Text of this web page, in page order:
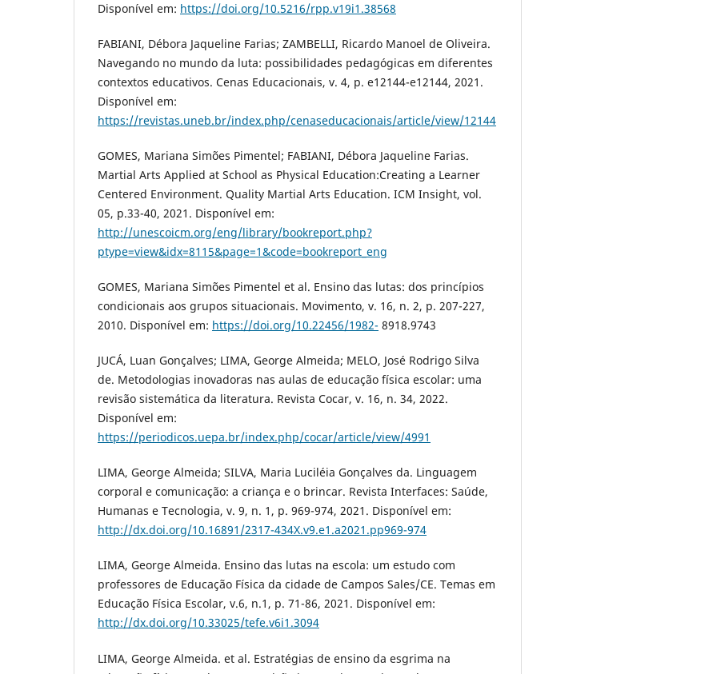
Disponível em: https://doi.org/10.5216/rpp.v19i1.38568
FABIANI, Débora Jaqueline Farias; ZAMBELLI, Ricardo Manoel de Oliveira.
Navegando no mundo da luta: possibilidades pedagógicas em diferentes
contextos educativos. Cenas Educacionais, v. 4, p. e12144-e12144, 2021.
Disponível em:
https://revistas.uneb.br/index.php/cenaseducacionais/article/view/12144
GOMES, Mariana Simões Pimentel; FABIANI, Débora Jaqueline Farias.
Martial Arts Applied at School as Physical Education:Creating a Learner
Centered Environment. Quality Martial Arts Education. ICM Insight, vol.
05, p.33-40, 2021. Disponível em:
http://unescoicm.org/eng/library/bookreport.php?
ptype=view&idx=8115&page=1&code=bookreport_eng
GOMES, Mariana Simões Pimentel et al. Ensino das lutas: dos princípios
condicionais aos grupos situacionais. Movimento, v. 16, n. 2, p. 207-227,
2010. Disponível em: https://doi.org/10.22456/1982- 8918.9743
JUCÁ, Luan Gonçalves; LIMA, George Almeida; MELO, José Rodrigo Silva
de. Metodologias inovadoras nas aulas de educação física escolar: uma
revisão sistemática da literatura. Revista Cocar, v. 16, n. 34, 2022.
Disponível em:
https://periodicos.uepa.br/index.php/cocar/article/view/4991
LIMA, George Almeida; SILVA, Maria Luciléia Gonçalves da. Linguagem
corporal e comunicação: a criança e o brincar. Revista Interfaces: Saúde,
Humanas e Tecnologia, v. 9, n. 1, p. 969-974, 2021. Disponível em:
http://dx.doi.org/10.16891/2317-434X.v9.e1.a2021.pp969-974
LIMA, George Almeida. Ensino das lutas na escola: um estudo com
professores de Educação Física da cidade de Campos Sales/CE. Temas em
Educação Física Escolar, v.6, n.1, p. 71-86, 2021. Disponível em:
http://dx.doi.org/10.33025/tefe.v6i1.3094
LIMA, George Almeida. et al. Estratégias de ensino da esgrima na